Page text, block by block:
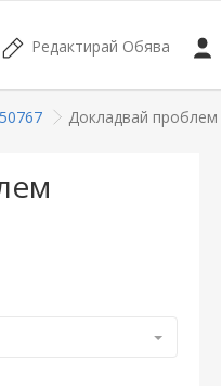
Редактирай Обява
Докладвай проблем